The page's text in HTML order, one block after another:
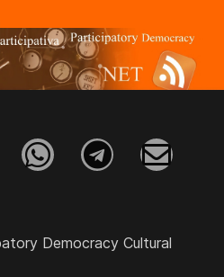
Democracy Cultural